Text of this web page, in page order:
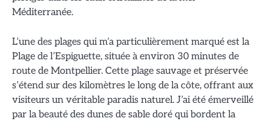
Méditerranée.
L’une des plages qui m’a particulièrement marqué est la
Plage de l’Espiguette, située à environ 30 minutes de
route de Montpellier. Cette plage sauvage et préservée
s’étend sur des kilomètres le long de la côte, offrant aux
visiteurs un véritable paradis naturel. J’ai été émerveillé
par la beauté des dunes de sable doré qui bordent la